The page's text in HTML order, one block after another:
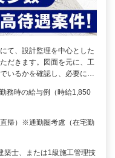
て、設計監理を中心とした
だきます。図面を元に、工
いるかを確認し、必要に…
時の給与例（時給1,850
帰）※通勤圏考慮（在宅勤
築士、または1級施工管理技